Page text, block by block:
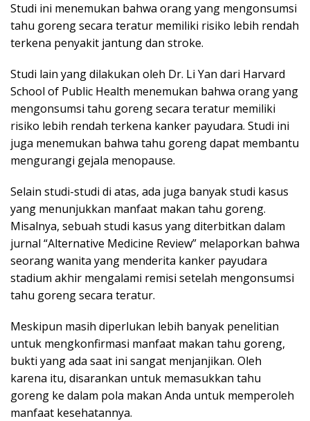
Studi ini menemukan bahwa orang yang mengonsumsi
tahu goreng secara teratur memiliki risiko lebih rendah
terkena penyakit jantung dan stroke.
Studi lain yang dilakukan oleh Dr. Li Yan dari Harvard
School of Public Health menemukan bahwa orang yang
mengonsumsi tahu goreng secara teratur memiliki
risiko lebih rendah terkena kanker payudara. Studi ini
juga menemukan bahwa tahu goreng dapat membantu
mengurangi gejala menopause.
Selain studi-studi di atas, ada juga banyak studi kasus
yang menunjukkan manfaat makan tahu goreng.
Misalnya, sebuah studi kasus yang diterbitkan dalam
jurnal “Alternative Medicine Review” melaporkan bahwa
seorang wanita yang menderita kanker payudara
stadium akhir mengalami remisi setelah mengonsumsi
tahu goreng secara teratur.
Meskipun masih diperlukan lebih banyak penelitian
untuk mengkonfirmasi manfaat makan tahu goreng,
bukti yang ada saat ini sangat menjanjikan. Oleh
karena itu, disarankan untuk memasukkan tahu
goreng ke dalam pola makan Anda untuk memperoleh
manfaat kesehatannya.